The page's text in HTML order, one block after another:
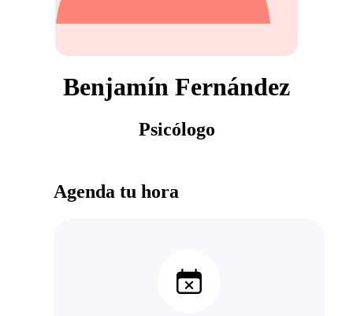
Benjamín Fernández
Psicólogo
Agenda tu hora